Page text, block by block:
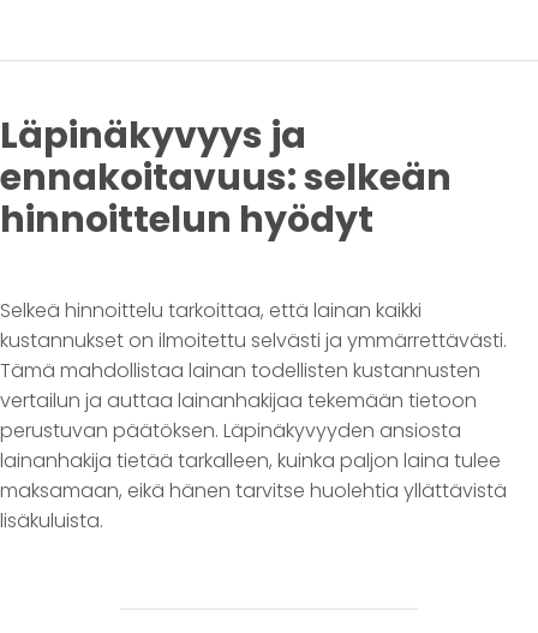
Läpinäkyvyys ja
ennakoitavuus: selkeän
hinnoittelun hyödyt
Selkeä hinnoittelu tarkoittaa, että lainan kaikki
kustannukset on ilmoitettu selvästi ja ymmärrettävästi.
Tämä mahdollistaa lainan todellisten kustannusten
vertailun ja auttaa lainanhakijaa tekemään tietoon
perustuvan päätöksen. Läpinäkyvyyden ansiosta
lainanhakija tietää tarkalleen, kuinka paljon laina tulee
maksamaan, eikä hänen tarvitse huolehtia yllättävistä
lisäkuluista.